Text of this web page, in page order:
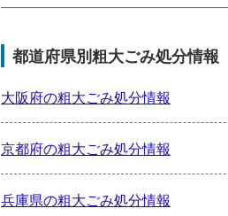
都道府県別粗大ごみ処分情報
大阪府の粗大ごみ処分情報
京都府の粗大ごみ処分情報
兵庫県の粗大ごみ処分情報